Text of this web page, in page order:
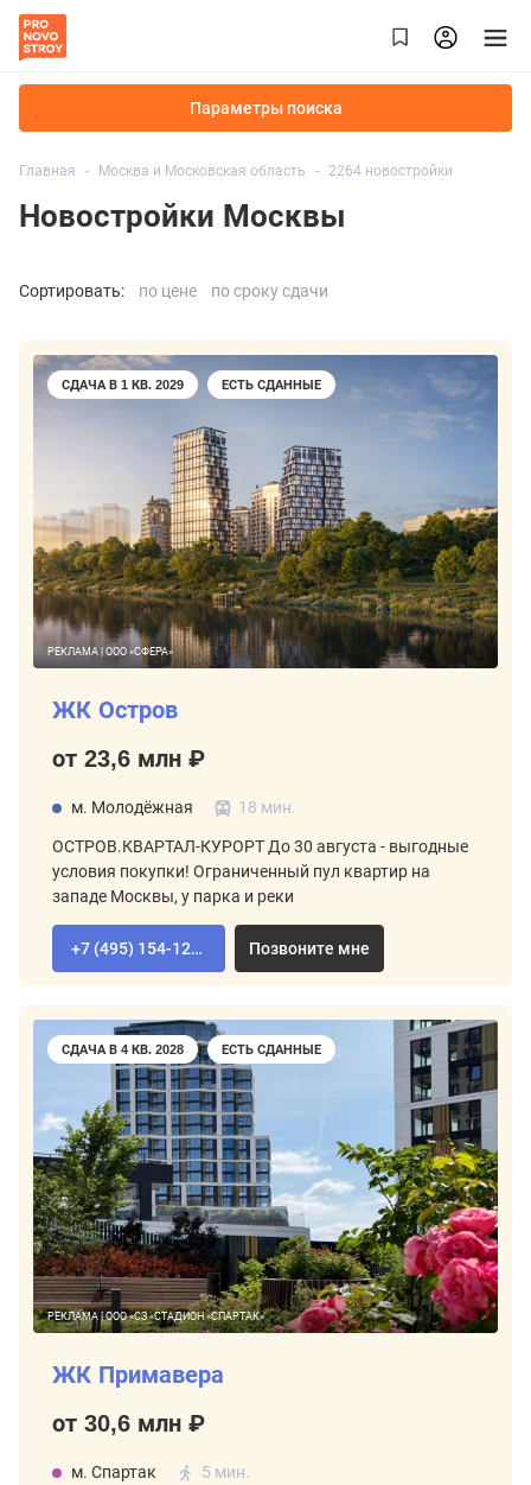
Параметры поиска
Главная Москва и Московская область 2264 новостройки
Новостройки Москвы
Сортировать: по цене по сроку сдачи
СДАЧА В 1 КВ. 2029 ЕСТЬ СДАННЫЕ
РЕКЛАМА | ООО «СФЕРА»
ЖК Остров
от 23,6 млн ₽
м. Молодёжная 18 мин.
ОСТРОВ.КВАРТАЛ-КУРОРТ До 30 августа - выгодные
условия покупки! Ограниченный пул квартир на
западе Москвы, у парка и реки
+7 (495) 154-12-80 Позвоните мне
СДАЧА В 4 КВ. 2028 ЕСТЬ СДАННЫЕ
РЕКЛАМА | ООО «СЗ «СТАДИОН «СПАРТАК»
ЖК Примавера
от 30,6 млн ₽
м. Спартак 5 мин.